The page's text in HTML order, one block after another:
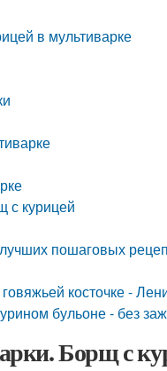
в мультиварке
с курицей
пошаговых
косточке -
бульоне - без
Борщ с